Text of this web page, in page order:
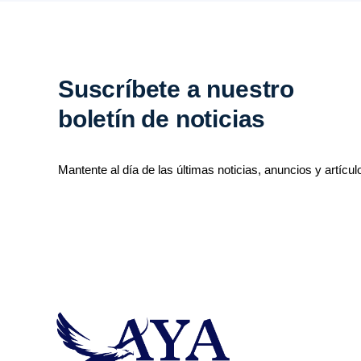
Suscríbete a nuestro
boletín de noticias
Mantente al día de las últimas noticias, anuncios y